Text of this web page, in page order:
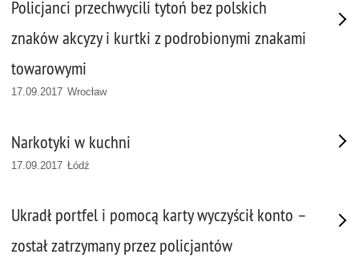
Policjanci przechwycili tytoń bez polskich
znaków akcyzy i kurtki z podrobionymi znakami
towarowymi
17.09.2017 Wrocław
Narkotyki w kuchni
17.09.2017 Łódź
Ukradł portfel i pomocą karty wyczyścił konto –
został zatrzymany przez policjantów